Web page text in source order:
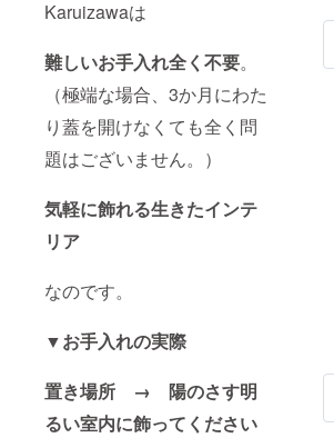
Karuizawaは
難しいお手入れ全く不要。
（極端な場合、3か月にわた
り蓋を開けなくても全く問
題はございません。）
気軽に飾れる生きたインテ
リア
なのです。
▼お手入れの実際
置き場所 → 陽のさす明
るい室内に飾ってください